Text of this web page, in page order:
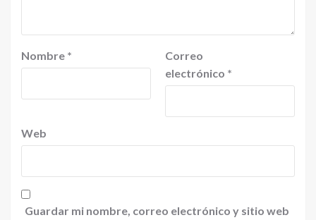
Nombre *
Correo
electrónico *
Web
Guardar mi nombre, correo electrónico y sitio web